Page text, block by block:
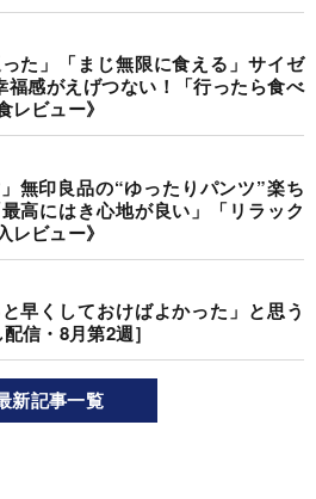
た」「まじ無限に食える」サイゼ
福感がえげつない！「行ったら食べ
レビュー》
無印良品の“ゆったりパンツ”楽ち
高にはき心地が良い」「リラック
レビュー》
早くしておけばよかった」と思う
信・8月第2週］
新記事一覧